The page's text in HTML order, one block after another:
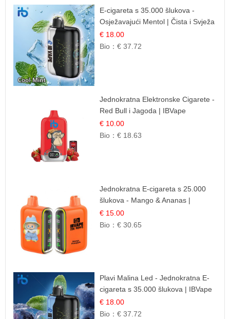
E-cigareta s 35.000 šlukova -
Osježavajući Mentol | Čista i Svježa
Okus
€ 18.00
Bio：€ 37.72
Jednokratna Elektronske Cigarete -
Red Bull i Jagoda | IBVape
€ 10.00
Bio：€ 18.63
Jednokratna E-cigareta s 25.000
šlukova - Mango & Ananas |
Egzotična Voćna Mješavina
€ 15.00
Bio：€ 30.65
Plavi Malina Led - Jednokratna E-
cigareta s 35.000 šlukova | IBVape
€ 18.00
Bio：€ 37.72